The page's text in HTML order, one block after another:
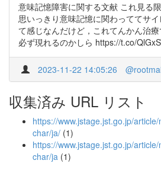
意味記憶障害に関する文献 これ見る
思いっきり意味記憶に関わっててサ
て感じなんだけど，これてんかん治
必ず現れるのかしら https://t.co/
2023-11-22 14:05:26
収集済み URL リスト
https://www.jstage.jst.go.jp/
char/ja/ (1)
https://www.jstage.jst.go.jp/
char/ja (1)